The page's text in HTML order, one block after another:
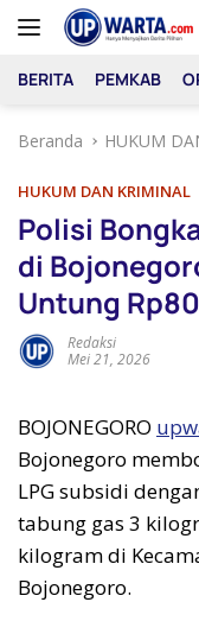
Langsung
BERITA PEMKAB
Beranda HUKUM
HUKUM DAN KRIMINAL
Polisi
di
Untung
Redaksi
Mei 21, 2026
BOJONEGORO
Bojonegoro
LPG subsidi
tabung gas 3
kilogram di
Bojonegoro.